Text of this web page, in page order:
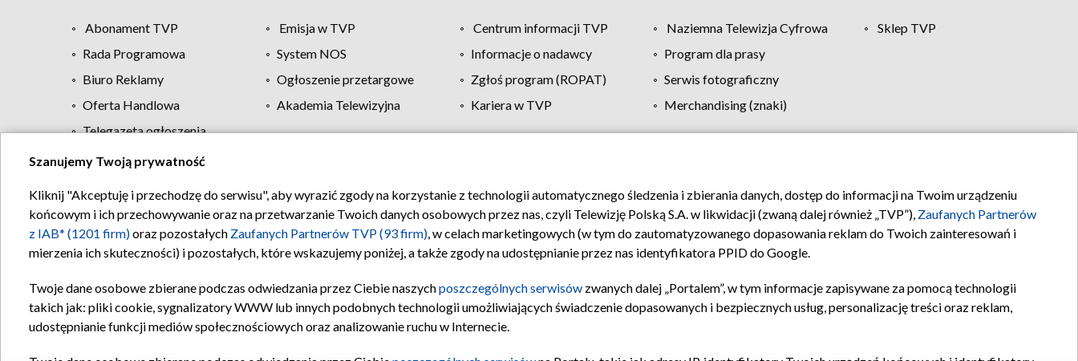
Abonament TVP Emisja w TVP Centrum informacji TVP Naziemna Telewizja Cyfrowa
Sklep TVP
Rada Programowa
System NOS Informacje o nadawcy
Program dla prasy
Biuro Reklamy
Ogłoszenie przetargowe Zgłoś program (ROPAT)
Serwis fotograficzny
Oferta Handlowa
Akademia Telewizyjna Kariera w TVP
Merchandising (znaki)
Telegazeta ogłoszenia
Regulamin TVP Polityka prywatności Moje zgody Pomoc Biuro reklamy Kontakt
Szanujemy Twoją prywatność
Kliknij "Akceptuję i przechodzę do serwisu", aby wyrazić zgody na korzystanie z technologii automatycznego śledzenia i zbierania danych, dostęp do informacji na Twoim urządzeniu
końcowym i ich przechowywanie oraz na przetwarzanie Twoich danych osobowych przez nas, czyli Telewizję Polską S.A. w likwidacji (zwaną dalej również „TVP”), Zaufanych Partnerów
z IAB* (1201 firm)oraz pozostałych Zaufanych Partnerów TVP (93 firm), w celach marketingowych (w tym do zautomatyzowanego dopasowania reklam do Twoich zainteresowań i
mierzenia ich skuteczności) i pozostałych, które wskazujemy poniżej, a także zgody na udostępnianie przez nas identyfikatora PPID do Google.
Twoje dane osobowe zbierane podczas odwiedzania przez Ciebie naszychposzczególnych serwisów zwanych dalej „Portalem”, w tym informacje zapisywane za pomocą technologii
takich jak: pliki cookie, sygnalizatory WWW lub innych podobnych technologii umożliwiających świadczenie dopasowanych i bezpiecznych usług, personalizację treści oraz reklam,
udostępnianie funkcji mediów społecznościowych oraz analizowanie ruchu w Internecie.